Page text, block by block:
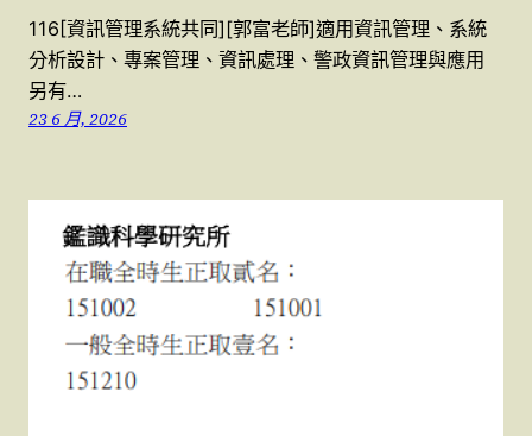
116[資訊管理系統共同][郭富老師]適用資訊管理、系統
分析設計、專案管理、資訊處理、警政資訊管理與應用
另有…
23 6 月, 2026